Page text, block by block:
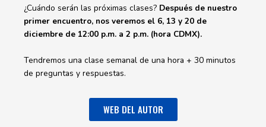
¿Cuándo serán las próximas clases? Después de nuestro
primer encuentro, nos veremos el 6, 13 y 20 de
diciembre de 12:00 p.m. a 2 p.m. (hora CDMX).
Tendremos una clase semanal de una hora + 30 minutos
de preguntas y respuestas.
WEB DEL AUTOR